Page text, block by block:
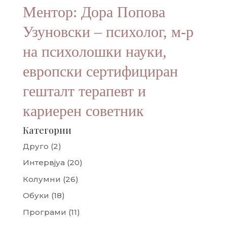
Ментор: Дора Попова
Узуновски – психолог, м-р
на психолошки науки,
европски сертифициран
гешталт терапевт и
кариерен советник
Категории
Друго (2)
Интервјуа (20)
Колумни (26)
Обуки (18)
Програми (11)